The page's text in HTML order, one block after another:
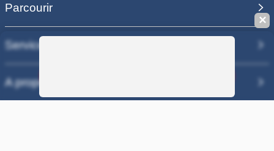
Parcourir
Services
A propos
✕